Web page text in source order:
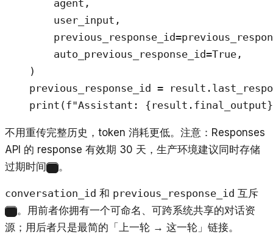
        agent,
        user_input,
        auto_previous_response_id=True,
    )
previous_response_id =
print(f"Assistant:
不用重传完整历史，token 消耗更低。注意：Responses
API 的 response 有效期 30 天，生产环境建议同时存储
过期时间
。
conversation_id 和 previous_response_id 互斥
。用前者你拥有一个可命名、可跨系统共享的对话资
源；用后者只是最简的「上一轮 → 这一轮」链接。